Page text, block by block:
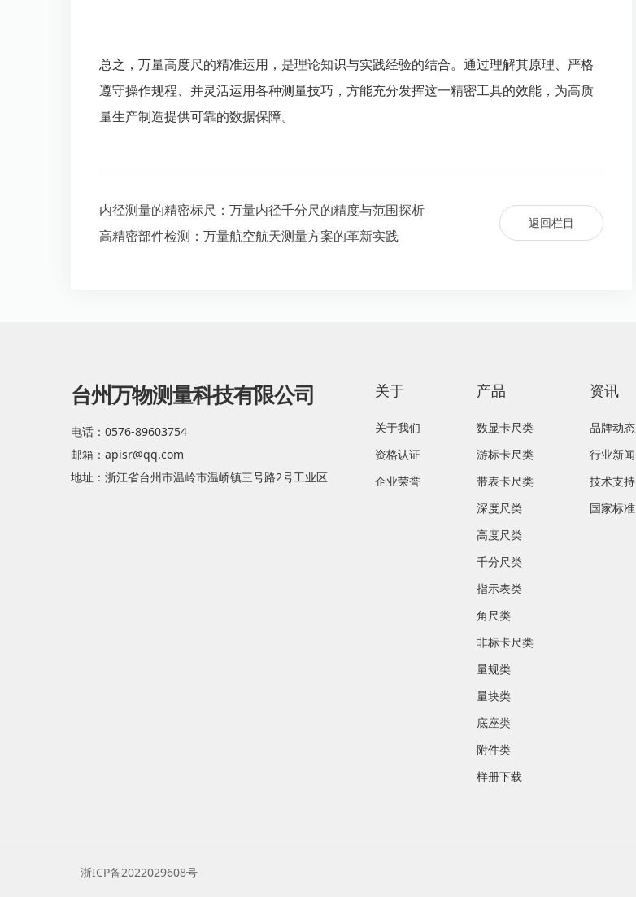
总之，万量高度尺的精准运用，是理论知识与实践经验的结合。通过理解其原理、严格
遵守操作规程、并灵活运用各种测量技巧，方能充分发挥这一精密工具的效能，为高质
量生产制造提供可靠的数据保障。
内径测量的精密标尺：万量内径千分尺的精度与范围探析
高精密部件检测：万量航空航天测量方案的革新实践
返回栏目
台州万物测量科技有限公司
电话：0576-89603754
邮箱：apisr@qq.com
地址：浙江省台州市温岭市温峤镇三号路2号工业区
关于
关于我们
资格认证
企业荣誉
产品
数显卡尺类
游标卡尺类
带表卡尺类
深度尺类
高度尺类
千分尺类
指示表类
角尺类
非标卡尺类
量规类
量块类
底座类
附件类
样册下载
资讯
品牌动态
行业新闻
技术支持
国家标准
浙ICP备2022029608号